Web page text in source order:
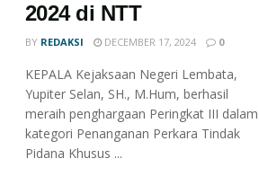
2024 di NTT
BY REDAKSI DECEMBER 17, 2024 0
KEPALA Kejaksaan Negeri Lembata,
Yupiter Selan, SH., M.Hum, berhasil
meraih penghargaan Peringkat III dalam
kategori Penanganan Perkara Tindak
Pidana Khusus ...